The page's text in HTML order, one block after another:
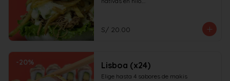
S/ 20.00
-20% Lisboa (x24)
Elige hasta 4 sabores de makis